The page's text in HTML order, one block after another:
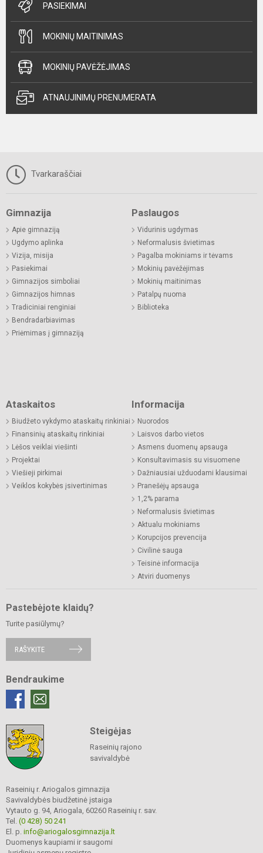
PASIEKIMAI
MOKINIŲ MAITINIMAS
MOKINIŲ PAVĖŽĖJIMAS
ATNAUJINIMŲ PRENUMERATA
Tvarkaraščiai
Gimnazija
Apie gimnaziją
Ugdymo aplinka
Vizija, misija
Pasiekimai
Gimnazijos simboliai
Gimnazijos himnas
Tradiciniai renginiai
Bendradarbiavimas
Priėmimas į gimnaziją
Paslaugos
Vidurinis ugdymas
Neformalusis švietimas
Pagalba mokiniams ir tėvams
Mokinių pavėžėjimas
Mokinių maitinimas
Patalpų nuoma
Biblioteka
Ataskaitos
Biudžeto vykdymo ataskaitų rinkiniai
Finansinių ataskaitų rinkiniai
Lėšos veiklai viešinti
Projektai
Viešieji pirkimai
Veiklos kokybės įsivertinimas
Informacija
Nuorodos
Laisvos darbo vietos
Asmens duomenų apsauga
Konsultavimasis su visuomene
Dažniausiai užduodami klausimai
Pranešėjų apsauga
1,2% parama
Neformalusis švietimas
Aktualu mokiniams
Korupcijos prevencija
Civilinė sauga
Teisinė informacija
Atviri duomenys
Pastebėjote klaidų?
Turite pasiūlymų?
RAŠYKITE
Bendraukime
Steigėjas
Raseinių rajono
savivaldybė
Raseinių r. Ariogalos gimnazija
Savivaldybės biudžetinė įstaiga
Vytauto g. 94, Ariogala, 60260 Raseinių r. sav.
Tel. (0 428) 50 241
El. p. info@ariogalosgimnazija.lt
Duomenys kaupiami ir saugomi